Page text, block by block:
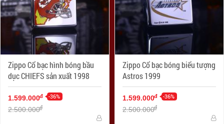
Zippo Cổ bạc hình bóng bầu
dục CHIEFS sản xuất 1998
1.599.000đ -36%
2.500.000đ
Zippo Cổ bạc bóng biểu tượng
Astros 1999
1.599.000đ -36%
2.500.000đ